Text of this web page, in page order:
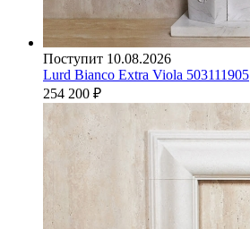
Поступит 10.08.2026
Lurd Bianco Extra Viola 503111905
254 200 ₽